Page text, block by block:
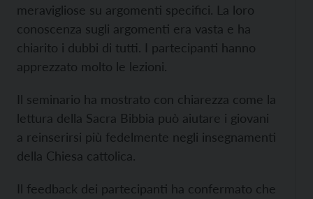
meravigliose su argomenti specifici. La loro
conoscenza sugli argomenti era vasta e ha
chiarito i dubbi di tutti. I partecipanti hanno
apprezzato molto le lezioni.
Il seminario ha mostrato con chiarezza come la
lettura della Sacra Bibbia può aiutare i giovani
a reinserirsi più fedelmente negli insegnamenti
della Chiesa cattolica.
Il feedback dei partecipanti ha confermato che